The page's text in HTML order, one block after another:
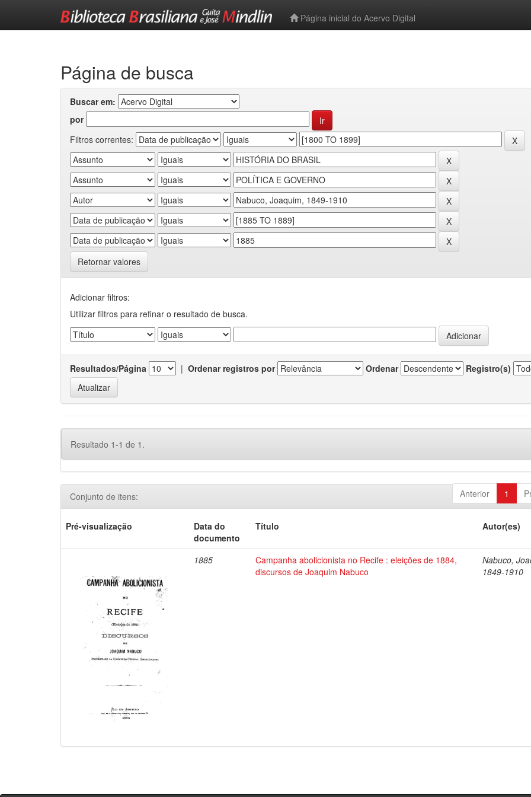
Página inicial do Acervo Digital
Página de busca
Buscar em:
por
Filtros correntes:
Retornar valores
Adicionar filtros:
Utilizar filtros para refinar o resultado de busca.
Resultados/Página | Ordenar registros por Ordenar Registro(s)
Resultado 1-1 de 1.
Anterior 1
Conjunto de itens:
Pré-visualização
Data do
documento
Título Autor(es)
1885
Campanha abolicionista no Recife : eleições de 1884,
discursos de Joaquim Nabuco
Nabuco,
1849-1910